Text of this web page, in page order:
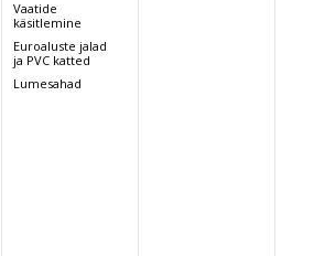
Vaatide
käsitlemine
Euroaluste jalad
ja PVC katted
Lumesahad